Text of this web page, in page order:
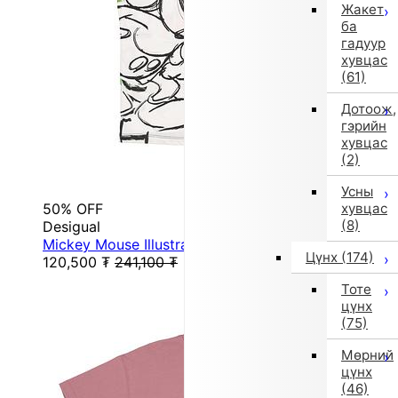
Жакет
ба
гадуур
хувцас
(61)
Дотоож,
гэрийн
хувцас
(2)
Усны
хувцас
(8)
Цүнх (174)
Тоте
цүнх
(75)
Мөрний
цүнх
(46)
50% OFF
Desigual
Mickey Mouse Illustrated T-Shirt (White)
120,500 ₮ 241,100 ₮